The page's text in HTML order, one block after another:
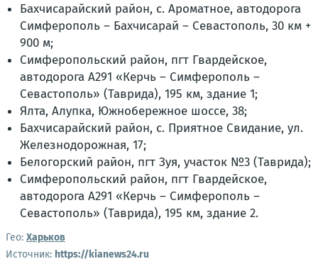
Бахчисарайский район, с. Ароматное, автодорога
Симферополь – Бахчисарай – Севастополь, 30 км +
900 м;
Симферопольский район, пгт Гвардейское,
автодорога А291 «Керчь – Симферополь –
Севастополь» (Таврида), 195 км, здание 1;
Ялта, Алупка, Южнобережное шоссе, 38;
Бахчисарайский район, с. Приятное Свидание, ул.
Железнодорожная, 17;
Белогорский район, пгт Зуя, участок №3 (Таврида);
Симферопольский район, пгт Гвардейское,
автодорога А291 «Керчь – Симферополь –
Севастополь» (Таврида), 195 км, здание 2.
Гео: Харьков
Источник: https://kianews24.ru